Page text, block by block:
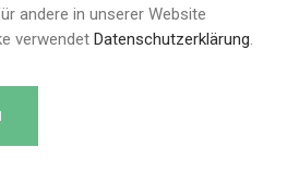
andere in unserer Website
verwendetDatenschutzerklärung.